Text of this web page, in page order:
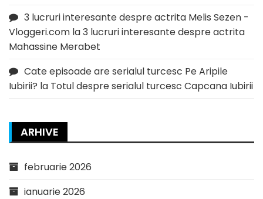
3 lucruri interesante despre actrita Melis Sezen -
Vloggeri.com la3 lucruri interesante despre actrita
Mahassine Merabet
Cate episoade are serialul turcesc Pe Aripile
Iubirii? la Totul despre serialul turcesc Capcana Iubirii
ARHIVE
februarie 2026
ianuarie 2026